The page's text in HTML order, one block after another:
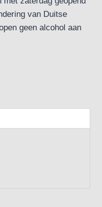
van Duitse
geen alcohol aan